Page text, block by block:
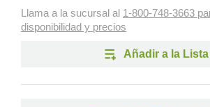
Llama a la sucursal al 1-800-748-3663
disponibilidad y precios
Añadir a la Lista